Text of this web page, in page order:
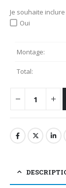
Je souhaite
Oui
Montage:
Total: